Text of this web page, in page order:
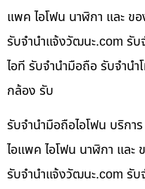
แพค ไอโฟน นาฬิกา และ ข
รับจํานําแจ้งวัฒนะ.com รับ
ไอที รับจำนำมือถือ รับจำน
กล้อง รับ
รับจำนำมือถือไอโฟน บริกา
ไอแพค ไอโฟน นาฬิกา และ
รับจํานําแจ้งวัฒนะ.com รับ